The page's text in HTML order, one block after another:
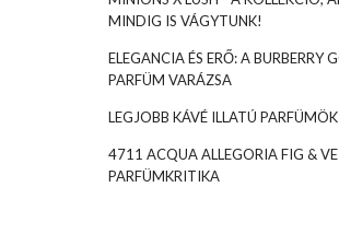
MINDIG IS VÁGYTUNK!
ELEGANCIA ÉS ERŐ: A BURBERRY
PARFÜM VARÁZSA
LEGJOBB KÁVÉ ILLATÚ PARFÜMÖK
4711 ACQUA ALLEGORIA FIG &
PARFÜMKRITIKA